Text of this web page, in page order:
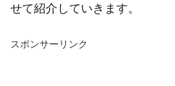
せて紹介していきます。
スポンサーリンク